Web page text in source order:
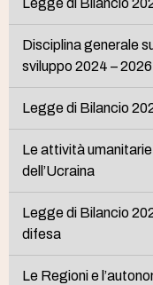
Legge di Bilancio
Disciplina generale
sviluppo 2024 – 2026
Legge di Bilancio
Le attività
dell’Ucraina
Legge di Bilancio
difesa
Le Regioni e